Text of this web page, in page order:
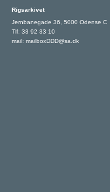
Rigsarkivet
Jernbanegade 36, 5000 Odense C
Tlf: 33 92 33 10
mail: mailboxDDD@sa.dk